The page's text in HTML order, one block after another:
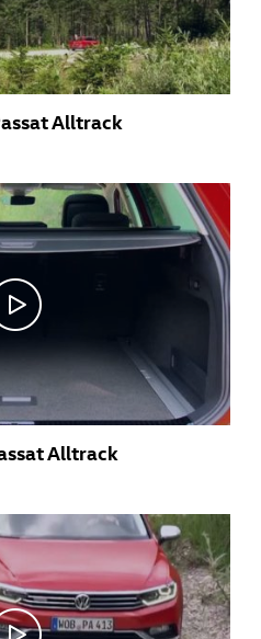
Alltrack
Alltrack